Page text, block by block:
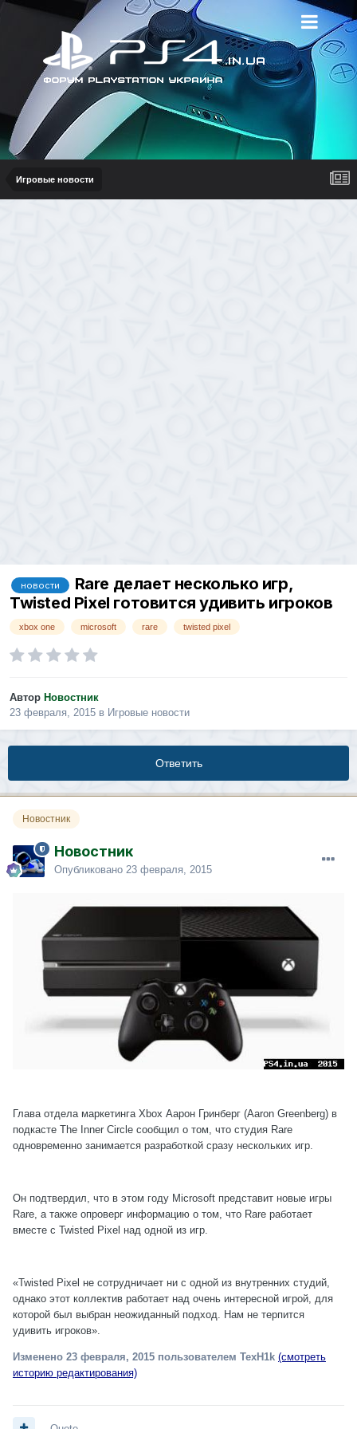
Игровые новости
новости
Rare делает несколько игр,
Twisted Pixel готовится удивить игроков
xbox one microsoft rare twisted pixel
Автор Новостник
23 февраля, 2015 в Игровые новости
Ответить
Новостник
Новостник
Опубликовано 23 февраля, 2015
Глава отдела маркетинга Xbox Аарон Гринберг (Aaron Greenberg) в
подкасте The Inner Circle сообщил о том, что студия Rare
одновременно занимается разработкой сразу нескольких игр.
Он подтвердил, что в этом году Microsoft представит новые игры
Rare, а также опроверг информацию о том, что Rare работает
вместе с Twisted Pixel над одной из игр.
«Twisted Pixel не сотрудничает ни с одной из внутренних студий,
однако этот коллектив работает над очень интересной игрой, для
которой был выбран неожиданный подход. Нам не терпится
удивить игроков».
Изменено 23 февраля, 2015 пользователем TexH1k (смотреть
историю редактирования)